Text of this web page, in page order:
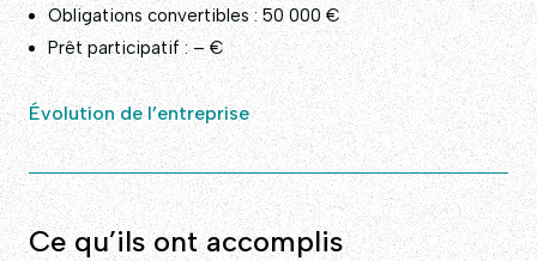
Obligations convertibles : 50 000 €
Prêt participatif : – €
Évolution de l’entreprise
Ce qu’ils ont accomplis